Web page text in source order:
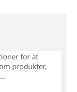
for at
produkter,